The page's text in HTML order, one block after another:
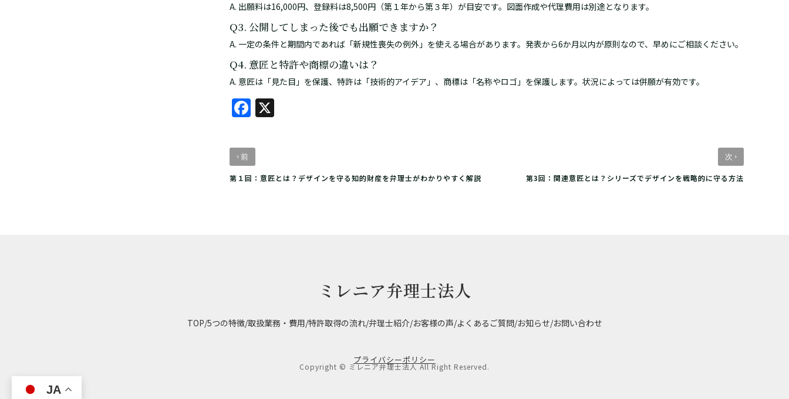
A. 出願料は16,000円、登録料は8,500円（第１年から第３年）が目安です。図面作成や代理費用は別途となります。
Q3. 公開してしまった後でも出願できますか？
A. 一定の条件と期間内であれば「新規性喪失の例外」を使える場合があります。発表から6か月以内が原則なので、早めにご相談ください。
Q4. 意匠と特許や商標の違いは？
A. 意匠は「見た目」を保護、特許は「技術的アイデア」、商標は「名称やロゴ」を保護します。状況によっては併願が有効です。
Facebook
X
‹ 前
第１回：意匠とは？デザインを守る知的財産を弁理士がわかりやすく解説
次 ›
第3回：関連意匠とは？シリーズでデザインを戦略的に守る方法
ミレニア弁理士法人
TOP/5つの特徴/取扱業務・費用/特許取得の流れ/弁理士紹介/お客様の声/よくあるご質問/お知らせ/お問い合わせ
プライバシーポリシー
Copyright © ミレニア弁理士法人 All Right Reserved.
JA